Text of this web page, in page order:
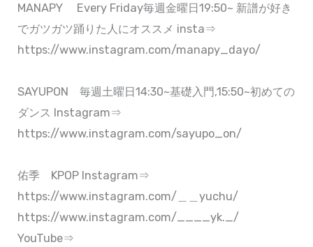
MANAPY Every Friday毎週金曜日19:50~ 新譜が好き
でガツガツ踊りた人にオススメ insta⇒
https://www.instagram.com/manapy_dayo/
SAYUPON 毎週土曜日14:30~基礎入門,15:50~初めての
ダンス Instagram⇒
https://www.instagram.com/sayupo_on/
佑季 KPOP Instagram⇒
https://www.instagram.com/＿＿yuchu/
https://www.instagram.com/____yk._/
YouTube⇒